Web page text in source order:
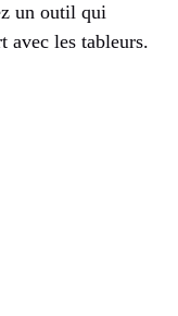
un outil qui
avec les tableurs.